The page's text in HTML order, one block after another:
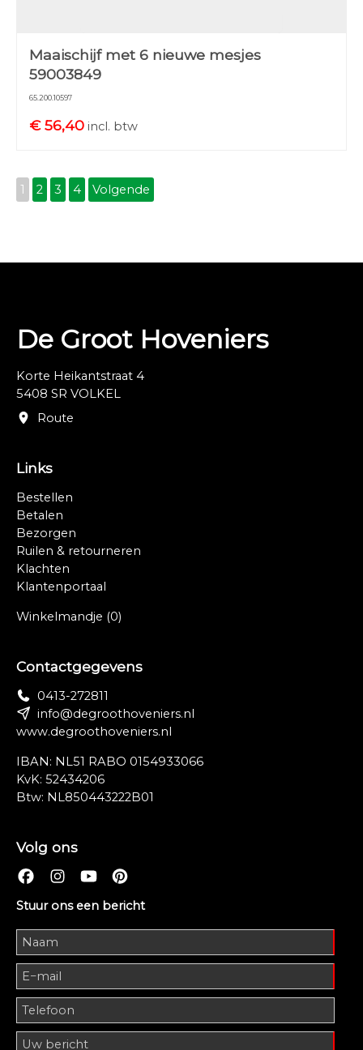
Maaischijf met 6 nieuwe mesjes
59003849
65.200.10597
€56,40 incl. btw
1 2 3 4 Volgende
De Groot Hoveniers
Korte Heikantstraat 4
5408 SR VOLKEL
Route
Links
Bestellen
Betalen
Bezorgen
Ruilen & retourneren
Klachten
Klantenportaal
Winkelmandje (0)
Contactgegevens
0413-272811
info@degroothoveniers.nl
www.degroothoveniers.nl
IBAN: NL51 RABO 0154933066
KvK: 52434206
Btw: NL850443222B01
Volg ons
Stuur ons een bericht